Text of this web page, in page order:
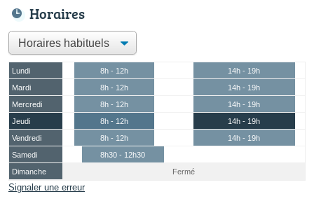
Horaires
Lundi 8h - 12h
14h - 19h
Mardi
8h - 12h
14h - 19h
Mercredi
8h - 12h
14h - 19h
Jeudi
8h - 12h
14h - 19h
Vendredi
8h - 12h
14h - 19h
Samedi
8h30 - 12h30
Dimanche
Fermé
Signaler une erreur